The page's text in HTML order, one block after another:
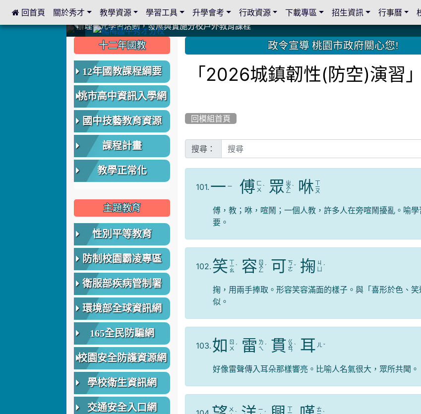
中國信託商業銀行 2023.04.22 愛傳球計畫
中國信託商業銀行 2023.04.22 愛傳球計畫
辦理多元學習活動，發展與實施分校戶外教育課程
辦理多元學習活動，發展與實施分校戶外教育課程
爭取社會資源，傳愛與溫暖：2024.3.19 桃園市家長會與桃園女子美容商業童也工會義剪活動
爭取社會資源，傳愛與溫暖：2024.3.19 桃園市家長會與桃園女子美容商業童也工會義剪活動
112學年度畢業學生與師長合照
112學年度畢業學生與師長合照
辦理多元學習活動，發展與實施分校戶外教育課程
辦理多元學習活動，發展與實施分校戶外教育課程
爭取社會資源，傳愛與溫暖：110.12.22 國際獅子會與本校師生歲末感恩活動
爭取社會資源，傳愛與溫暖：110.12.22 國際獅子會與本校師生歲末感恩活動
爭取社會資源，傳愛與溫暖：110.12.22 國際獅子會贈送本校學生耶誕禮物
爭取社會資源，傳愛與溫暖：110.12.22 國際獅子會贈送本校學生耶誕禮物
112.9.27參觀客家博覽會
112.9.27參觀客家博覽會
2023.12.27 國際獅子會贈送本校學生耶誕禮物
2023.12.27 國際獅子會贈送本校學生耶誕禮物
2023.12.27 國際獅子會贊助本校學生獎助學金
2023.12.27 國際獅子會贊助本校學生獎助學金
2023.12.27 聖誕感恩歌謠競賽；本校師生與國際獅子會獅兄、師姐同樂
2023.12.27 聖誕感恩歌謠競賽；本校師生與國際獅子會獅兄、師姐同樂
建置優質學習空間；合作互惠，建立良善公共關係
建置優質學習空間；合作互惠，建立良善公共關係
::: 政令宣導 桃園市政府關心您!
「2026城鎮韌性(防空)演習
回模組首頁
搜尋：
101. 一 ㄧ 傅 ㄈ
ㄨ ˋ 眾 ㄓ
ㄨ
ㄥ
ˋ 咻 ㄒ
ㄧ
ㄡ
傅，教；咻，喧鬧；一個人教，許多人在旁喧鬧擾亂。喻
要。
102. 笑 ㄒ
ㄧ
ㄠ
ˋ 容 ㄖ
ㄨ
ㄥ
ˊ 可 ㄎ
ㄜ ˇ 掬 ㄐ
ˊ
掬，用兩手捧取。形容笑容滿面的樣子。與「喜形於色、笑
似。
103. 如 ㄖ
ㄨ ˊ 雷 ㄌ
ㄟ ˊ 貫 ㄍ
ㄨ
ㄢ
ˋ 耳 ㄦ ˇ
好像雷聲傳入耳朵那樣響亮。比喻人名氣很大，眾所共聞。
ㄨ
ㄧ
ㄒ
ㄊ
::: 十二年國教
12年國教課程綱要
桃市高中資訊入學網
國中技藝教育資源
課程計畫
教學正常化
主題教育
性別平等教育
防制校園霸凌專區
衛服部疾病管制署
環境部全球資訊網
165全民防騙網
校園安全防護資源網
學校衛生資訊網
交通安全入口網
::: 回首頁 關於秀才 教學資源 學習工具 升學會考 行政資源 下載專區 招生資訊 行事曆